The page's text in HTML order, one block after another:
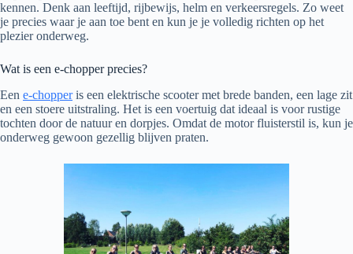
kennen. Denk aan leeftijd, rijbewijs, helm en verkeersregels. Zo weet
je precies waar je aan toe bent en kun je je volledig richten op het
plezier onderweg.
Wat is een e-chopper precies?
Een e-chopperis een elektrische scooter met brede banden, een lage zit
en een stoere uitstraling. Het is een voertuig dat ideaal is voor rustige
tochten door de natuur en dorpjes. Omdat de motor fluisterstil is, kun je
onderweg gewoon gezellig blijven praten.